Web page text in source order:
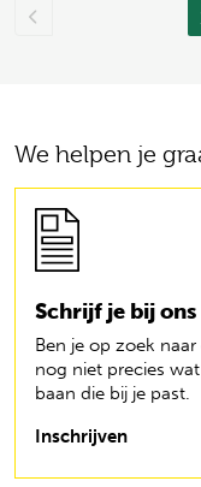
We helpen je
Schrijf je bij ons
Ben je op zoek
nog niet precies
baan die bij je past.
Inschrijven